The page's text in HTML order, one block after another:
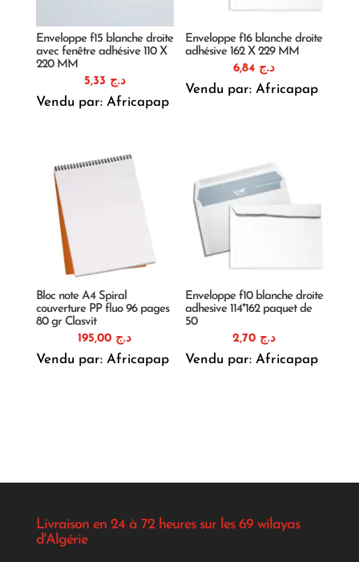
Enveloppe f15 blanche droite
avec fenêtre adhésive 110 X
220 MM
د.ج
Vendu par: Africapap
Enveloppe f16 blanche droite
adhésive 162 X 229 MM
د.ج
Vendu par: Africapap
Bloc note A4 Spiral
couverture PP fluo 96 pages
80 gr Clasvit
د.ج
Vendu par: Africapap
Enveloppe f10 blanche droite
adhesive 114*162 paquet de
50
د.ج
Vendu par: Africapap
Livraison en 24 à 72 heures sur les 69 wilayas
d'Algérie